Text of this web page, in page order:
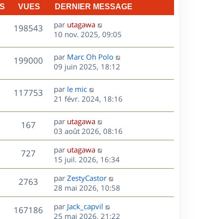
e
s
n
i
e
r
e
s
a
g
e
VUES DERNIER MESSAGE
198543V
u
e
s
D
e
n
i
r
m
e
s
s
a
g
e
par utagawa
10 nov. 2025, 09:05
199000V
u
e
s
D
e
i
e
r
m
e
s
a
e
par Marc Oh Polo
09 juin 2025, 18:12
117753V
u
D
e
i
e
r
m
e
s
s
a
g
e
par le mic
21 févr. 2024, 18:16
167V
u
s
D
e
r
n
i
e
r
m
e
s
par utagawa
03 août 2026, 08:16
727V
u
e
s
D
e
r
n
i
e
r
par utagawa
15 juil. 2026, 16:34
2763V
u
e
D
e
r
n
i
par ZestyCastor
28 mai 2026, 10:58
167186V
D
e
par Jack_capvil
25 mai 2026, 21:22